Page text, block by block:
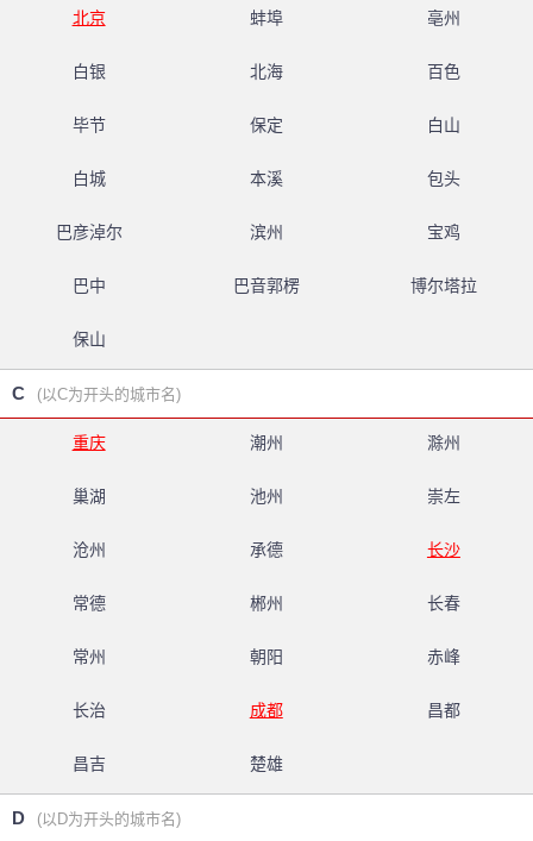
北京 蚌埠 亳州
白银 北海 百色
毕节 保定 白山
白城 本溪 包头
巴彦淖尔 滨州 宝鸡
巴中 巴音郭楞 博尔塔拉
保山
C (以C为开头的城市名)
重庆 潮州 滁州
巢湖 池州 崇左
沧州 承德 长沙
常德 郴州 长春
常州 朝阳 赤峰
长治 成都 昌都
昌吉 楚雄
D (以D为开头的城市名)